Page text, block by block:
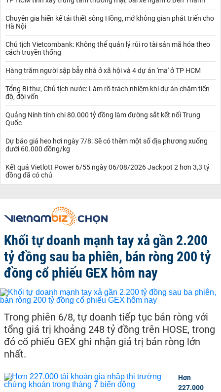
Chuyên gia hiến kế tái thiết sông Hồng, mở không gian phát triển cho
Hà Nội
Chủ tịch Vietcombank: Không thể quản lý rủi ro tài sản mã hóa theo
cách truyền thống
Hàng trăm người sập bẫy nhà ở xã hội và 4 dự án 'ma' ở TP HCM
Tổng Bí thư, Chủ tịch nước: Làm rõ trách nhiệm khi dự án chậm tiến
độ, đội vốn
Quảng Ninh tính chi 80.000 tỷ đồng làm đường sắt kết nối Trung
Quốc
Dự báo giá heo hơi ngày 7/8: Sẽ có thêm một số địa phương xuống
dưới 60.000 đồng/kg
Kết quả Vietlott Power 6/55 ngày 06/08/2026 Jackpot 2 hơn 3,3 tỷ
đồng đã có chủ
Khối tự doanh mạnh tay xả gần 2.200
tỷ đồng sau ba phiên, bán ròng 200 tỷ
đồng cổ phiếu GEX hôm nay
Trong phiên 6/8, tự doanh tiếp tục bán ròng với
tổng giá trị khoảng 248 tỷ đồng trên HOSE, trong
đó cổ phiếu GEX ghi nhận giá trị bán ròng lớn
nhất.
Hơn
227.000